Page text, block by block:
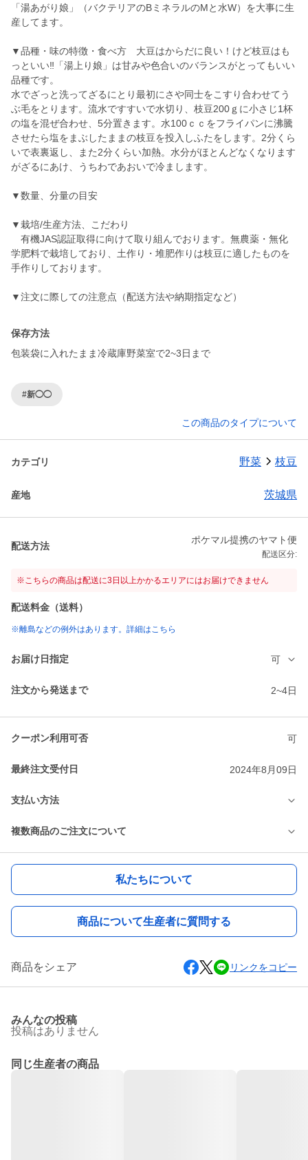
「湯あがり娘」（バクテリアのBミネラルのMと水W）を大事に生
産してます。
▼品種・味の特徴・食べ方 大豆はからだに良い！けど枝豆はも
っといい‼「湯上り娘」は甘みや色合いのバランスがとってもいい
品種です。
水でざっと洗ってざるにとり最初にさや同士をこすり合わせてう
ぶ毛をとります。流水ですすいで水切り、枝豆200ｇに小さじ1杯
の塩を混ぜ合わせ、5分置きます。水100ｃｃをフライパンに沸騰
させたら塩をまぶしたままの枝豆を投入しふたをします。2分くら
いで表裏返し、また2分くらい加熱。水分がほとんどなくなります
がざるにあけ、うちわであおいで冷まします。
▼数量、分量の目安
▼栽培/生産方法、こだわり
有機JAS認証取得に向けて取り組んでおります。無農薬・無化
学肥料で栽培しており、土作り・堆肥作りは枝豆に適したものを
手作りしております。
▼注文に際しての注意点（配送方法や納期指定など）
保存方法
包装袋に入れたまま冷蔵庫野菜室で2~3日まで
#新◯◯
この商品のタイプについて
カテゴリ 野菜 枝豆
産地 茨城県
配送方法
ポケマル提携のヤマト便
配送区分:
※こちらの商品は配送に3日以上かかるエリアにはお届けできません
配送料金（送料）
※離島などの例外はあります。詳細はこちら
お届け日指定 可
注文から発送まで 2~4日
クーポン利用可否 可
最終注文受付日 2024年8月09日
支払い方法
複数商品のご注文について
私たちについて
商品について生産者に質問する
商品をシェア リンクをコピー
みんなの投稿
投稿はありません
同じ生産者の商品